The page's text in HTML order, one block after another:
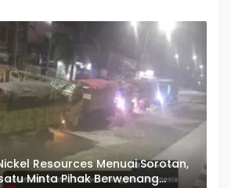
Resources Menuai Sorotan,
Minta Pihak Berwenang